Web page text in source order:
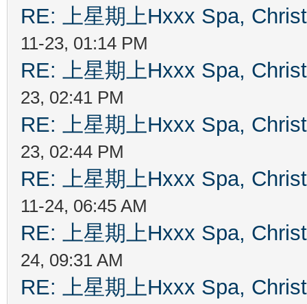
RE: 上星期上Hxxx Spa,
11-23, 01:14 PM
RE: 上星期上Hxxx Spa,
23, 02:41 PM
RE: 上星期上Hxxx Spa,
23, 02:44 PM
RE: 上星期上Hxxx Spa,
11-24, 06:45 AM
RE: 上星期上Hxxx Spa,
24, 09:31 AM
RE: 上星期上Hxxx Spa,